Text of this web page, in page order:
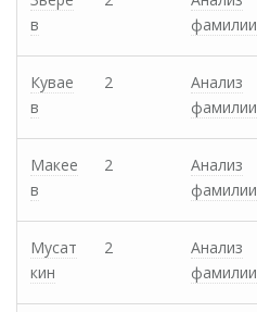
в
фамилии
Кувае
в
2
Анализ
фамилии
Макее
в
2
Анализ
фамилии
Мусат
кин
2
Анализ
фамилии